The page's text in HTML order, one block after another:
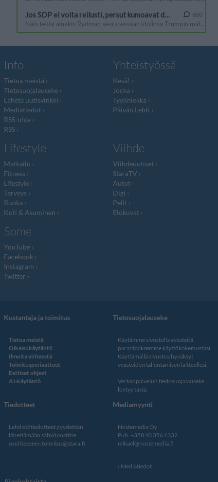
Info
Tietoa meistä
Tietosuojalauseke
Lähetä uutisvinkki
Mediatiedot
RSS-ohje
RSS
Yhteistyössä
Kesä!
Jocka
Tyyliniekka
Päivän Lehti
Lifestyle
Matkailu
Fitness
Lifestyle
Terveys
Ruoka
Koti & Asuminen
Viihde
Viihdeuutiset
StaraTV
Autot
Digi
Pelit
Elokuvat
Some
YouTube
Facebook
Instagram
Twitter
Kustantaja ja toimitus
Tietoa meistä
Oikaisukäytäntö
Ilmoita virheestä
Toimitusperiaatteet
Eettiset ohjeet
AI-käytäntö
Tietosuojalauseke
Käytämme sivustolla evästeitä
parantaaksemme käyttökokemustasi.
Käyttämällä sivustoa hyväksyt
evästeiden tallentamisen laitteellesi.
Verkkopalvelun tiedosuojalauseke
löytyy tästä
Tiedotteet
Lehdistötiedotteet pyydetään
lähettämään sähköpostitse
osoitteeseen toimitus@stara.fi
Mediamyynti
Nostemedia Oy
Puh. +358 40 356 1332
mikael@nostemedia.fi
Mediatiedot